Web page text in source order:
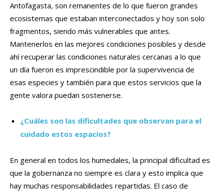
Antofagasta, son remanentes de lo que fueron grandes
ecosistemas que estaban interconectados y hoy son solo
fragmentos, siendo más vulnerables que antes.
Mantenerlos en las mejores condiciones posibles y desde
ahí recuperar las condiciones naturales cercanas a lo que
un día fueron es imprescindible por la supervivencia de
esas especies y también para que estos servicios que la
gente valora puedan sostenerse.
¿Cuáles son las dificultades que observan para el
cuidado estos espacios?
En general en todos los humedales, la principal dificultad es
que la gobernanza no siempre es clara y esto implica que
hay muchas responsabilidades repartidas. El caso de